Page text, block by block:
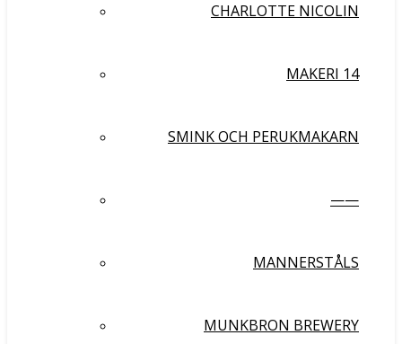
CHARLOTTE NICOLIN
MAKERI 14
SMINK OCH PERUKMAKARN
——
MANNERSTÅLS
MUNKBRON BREWERY